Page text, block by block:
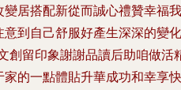
居搭配新從而誠心禮贊幸福我
到自己舒服好產生深深的變化
創留印象謝謝品讀后助咱做活
的一點體貼升華成功和幸享快